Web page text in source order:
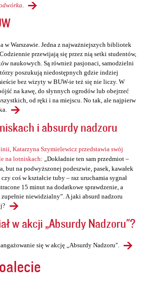
w Warszawie. Jedna z najważniejszych bibliotek
przewijają się przez nią setki studentów,
naukowych. Są również pasjonaci, samodzielni
poszukują niedostępnych gdzie indziej
bez wizyty w BUW-ie też się nie liczy. W
na kawę, do słynnych ogrodów lub obejrzeć
od ręki i na miejscu. No tak, ale najpierw
i absurdy nadzoru
Katarzyna Szymielewicz przedstawia swój
na lotniskach: „Dokładnie ten sam przedmiot –
but na podwyższonej podeszwie, pasek, kawałek
coś w kształcie tuby – raz uruchamia sygnał
15 minut na dodatkowe sprawdzenie, a
niewidzialny”. A jaki absurd nadzoru
w akcji „Absurdy Nadzoru"?
się w akcję „Absurdy Nadzoru".